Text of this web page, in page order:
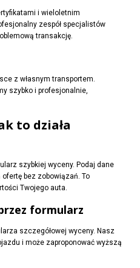
i wieloletnim
zespół specjalistów
transakcję.
z własnym transportem.
szybko i profesjonalnie,
to działa
szybkiej wyceny. Podaj dane
bez zobowiązań. To
Twojego auta.
formularz
szczegółowej wyceny. Nasz
i może zaproponować wyższą